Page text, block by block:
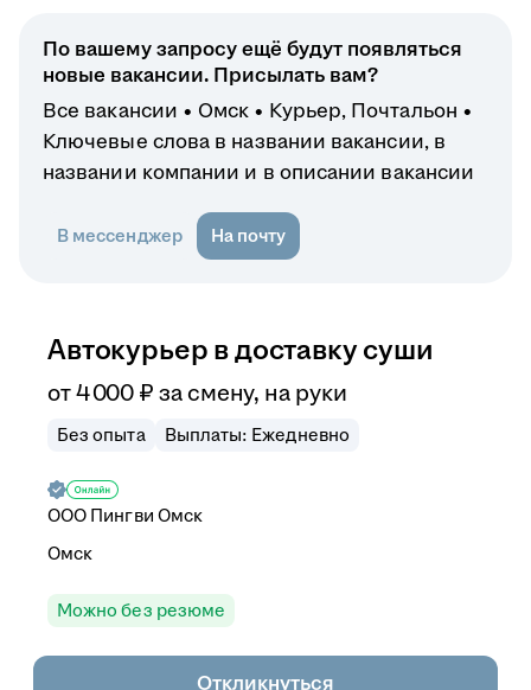
По вашему запросу ещё будут появляться
новые вакансии. Присылать вам?
Все вакансии
Омск
Курьер, Почтальон
Ключевые слова в названии вакансии, в
названии компании и в описании вакансии
В мессенджер На почту
Автокурьер в доставку суши
от4 000 ₽ за смену, на руки
Без опыта Выплаты: Ежедневно
ООО Пингви Омск
Омск
Можно без резюме
Откликнуться